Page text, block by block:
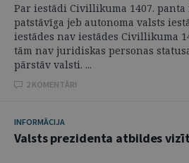
Par iestādi Civillikuma 1407. panta
patstāvīga jeb autonoma valsts
iestādes nav iestādes Civillikuma
tām nav juridiskas personas
pārstāv valsti. ...
2 KOMENTĀRI
INFORMĀCIJA
Valsts prezidenta atbildes